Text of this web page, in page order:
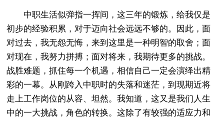
中职生活似弹指一挥间，这三年的锻炼，给我仅是
初步的经验积累，对于迈向社会远远不够的。因此，面
对过去，我无怨无悔，来到这里是一种明智的取舍；面
对现在，我努力拼搏；面对将来，我期待更多的挑战。
战胜难题，抓住每一个机遇，相信自己一定会演绎出精
彩的一幕。从刚跨入中职时的失落和迷茫，到现期近将
走上工作岗位的从容、坦然。我知道，这又是我们人生
中的一大挑战，角色的转换。这除了有较强的适应力和